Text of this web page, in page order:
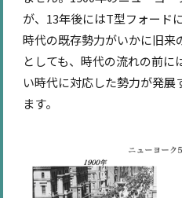
が、13年後にはT型フォード
時代の既存勢力がいかに旧来
としても、時代の流れの前に
い時代に対応した勢力が発
ます。